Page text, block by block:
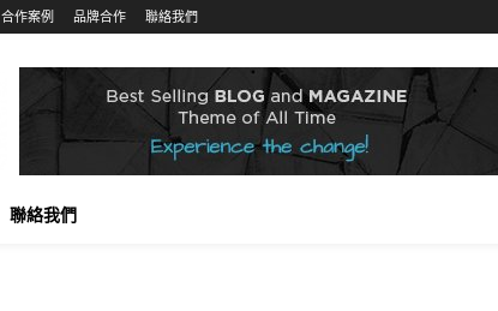
合作案例 品牌合作 聯絡我們
聯絡我們